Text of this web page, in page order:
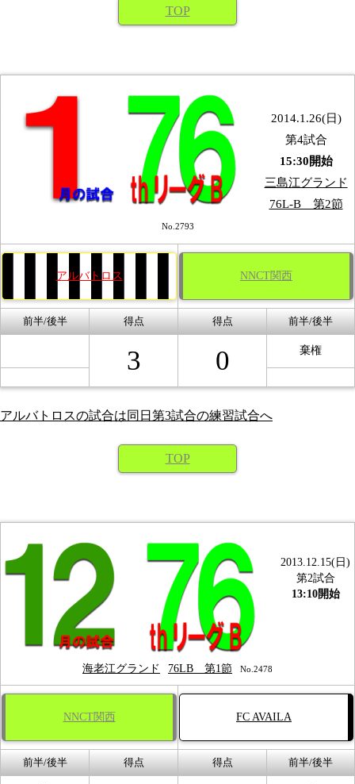
TOP
2014.1.26(日)
第4試合
15:30開始
三島江グランド
76L-B 第2節
No.2793
アルバトロス NNCT関西
前半/後半 得点 得点 前半/後半
3 0 棄権
アルバトロスの試合は同日第3試合の練習試合へ
TOP
2013.12.15(日)
第2試合
13:10開始
海老江グランド 76LB 第1節 No.2478
NNCT関西 FC AVAILA
前半/後半 得点 得点 前半/後半